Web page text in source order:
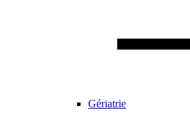
Gériatrie